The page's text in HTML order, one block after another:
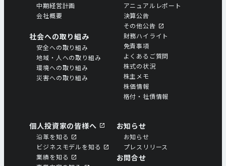
中期経営計画
会社概要
社会への取り組み
安全への取り組み
地域・人への取り組み
環境への取り組み
災害への取り組み
アニュアルレポート
決算公告
その他公告
財務ハイライト
免責事項
よくあるご質問
株式の状況
株主メモ
株価情報
格付・社債情報
個人投資家の皆様へ
沿革を知る
ビジネスモデルを知る
業績を知る
お知らせ
お知らせ
プレスリリース
お問合せ